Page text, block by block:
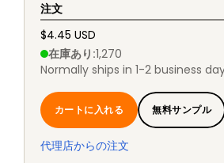
注文
$4.45 USD
在庫あり :1,270
Normally ships in 1-2 business
カートに入れる 無料サンプル
代理店からの注文